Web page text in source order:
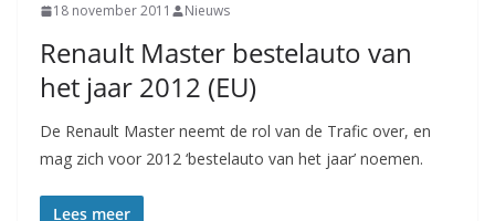
18 november 2011 Nieuws
Renault Master bestelauto van
het jaar 2012 (EU)
De Renault Master neemt de rol van de Trafic over, en
mag zich voor 2012 ‘bestelauto van het jaar’ noemen.
Lees meer